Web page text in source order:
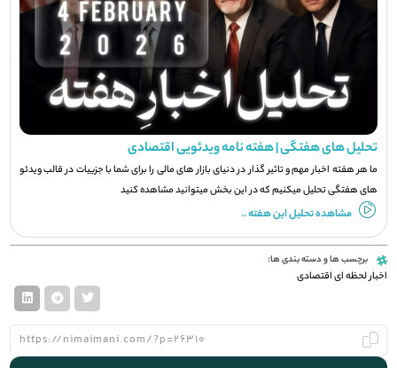
تحلیل های هفتگی | هفته نامه ویدئویی اقتصادی
ما هر هفته اخبار مهم و تاثیر گذار در دنیای بازار های مالی را برای شما با جزيیات در قالب ویدئو
های هفتگی تحلیل میکنیم که در این بخش میتوانید مشاهده کنید
مشاهده تحلیل این هفته ..
برچسب ها و دسته بندی ها:
اخبار لحظه ای اقتصادی